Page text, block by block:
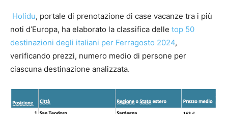
Holidu, portale di prenotazione di case vacanze tra i più
noti d’Europa, ha elaborato la classifica delle top 50
destinazioni degli italiani per Ferragosto 2024,
verificando prezzi, numero medio di persone per
ciascuna destinazione analizzata.